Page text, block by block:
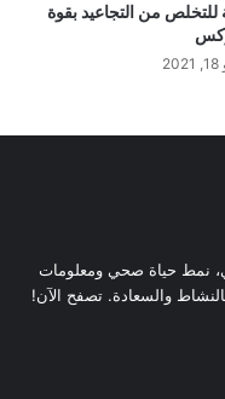
من التجاعيد بقوة
نمط حياة صحي ومعلومات
والسعادة. تصفح الآن!